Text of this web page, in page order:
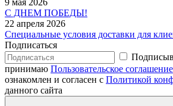
С ДНЕМ ПОБЕДЫ!
22 апреля 2026
Специальные условия доставки для
Подписаться
принимаю Пользовательское соглашение
ознакомлен и согласен с Политикой
данного сайта